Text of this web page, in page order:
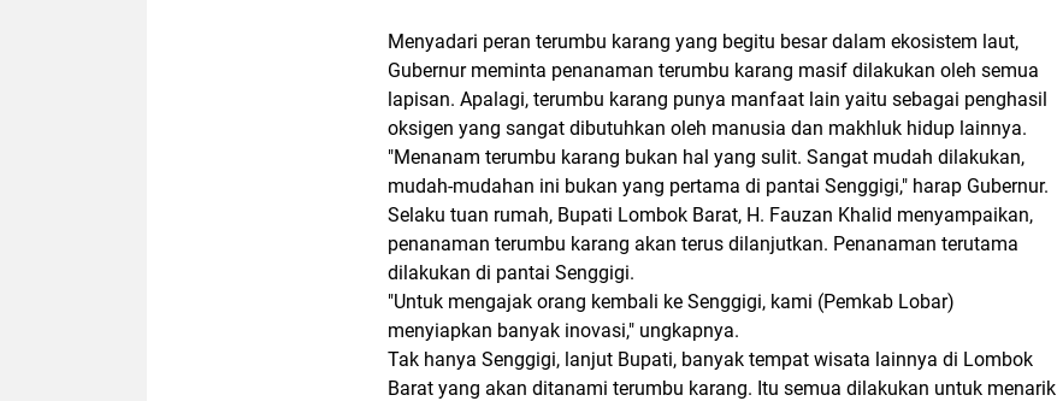
Menyadari peran terumbu karang yang begitu besar dalam ekosistem laut,
Gubernur meminta penanaman terumbu karang masif dilakukan oleh semua
lapisan. Apalagi, terumbu karang punya manfaat lain yaitu sebagai penghasil
oksigen yang sangat dibutuhkan oleh manusia dan makhluk hidup lainnya.
"Menanam terumbu karang bukan hal yang sulit. Sangat mudah dilakukan,
mudah-mudahan ini bukan yang pertama di pantai Senggigi," harap Gubernur.
Selaku tuan rumah, Bupati Lombok Barat, H. Fauzan Khalid menyampaikan,
penanaman terumbu karang akan terus dilanjutkan. Penanaman terutama
dilakukan di pantai Senggigi.
"Untuk mengajak orang kembali ke Senggigi, kami (Pemkab Lobar)
menyiapkan banyak inovasi," ungkapnya.
Tak hanya Senggigi, lanjut Bupati, banyak tempat wisata lainnya di Lombok
Barat yang akan ditanami terumbu karang. Itu semua dilakukan untuk menarik